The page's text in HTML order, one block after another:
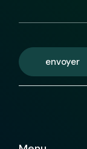
envoyer